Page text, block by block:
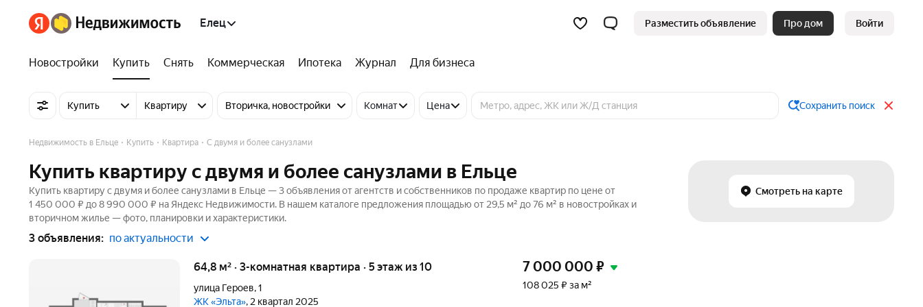
Елец Разместить объявление Про дом Войти
Новостройки Купить Снять Коммерческая Ипотека Журнал Для бизнеса
Купить Квартиру Вторичка, новостройки Комнат Цена Сохранить поиск
Смотреть на карте
Недвижимость в Ельце Купить Квартира С двумя и более санузлами
Купить квартиру с двумя и более санузлами в Ельце
Купить квартиру с двумя и более санузлами в Ельце — 3 объявления от агентств и собственников по продаже квартир по цене от
1 450 000 ₽ до 8 990 000 ₽ на Яндекс Недвижимости. В нашем каталоге предложения площадью от 29,5 м² до 76 м² в новостройках и
вторичном жилье — фото, планировки и характеристики.
3 объявления: по актуальности
64,8 м² · 3-комнатная квартира · 5 этаж из 10
улица Героев,1
ЖК «Эльта», 2 квартал 2025
7 000 000 ₽
108 025 ₽ за м²